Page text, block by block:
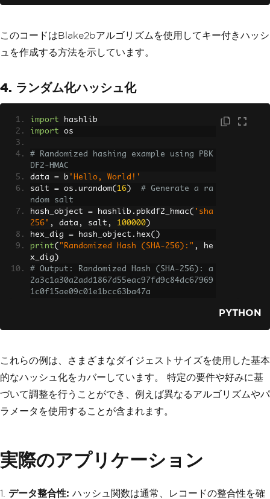
このコードはBlake2bアルゴリズムを使用してキー付きハッシ
ュを作成する方法を示しています。
4. ランダム化ハッシュ化
import hashlib
import os
# Randomized hashing example using PBK
DF2-HMAC
data = b 'Hello, World!'
salt = os . urandom( 16 )
# Generate a ra
ndom salt
hash_object = hashlib . pbkdf2_hmac( 'sha
256' , data , salt , 100000 )
hex_dig = hash_object . hex()
print( "Randomized Hash (SHA-256):" ,
he
x_dig )
# Output: Randomized Hash (SHA-256): a
2a3c1a30a2add1867d55eac97fd9c84dc67969
1c0f15ae09c01e1bcc63ba47a
PYTHON
これらの例は、さまざまなダイジェストサイズを使用した基本
的なハッシュ化をカバーしています。 特定の要件や好みに基
づいて調整を行うことができ、例えば異なるアルゴリズムやパ
ラメータを使用することが含まれます。
実際のアプリケーション
1. データ整合性: ハッシュ関数は通常、レコードの整合性を確